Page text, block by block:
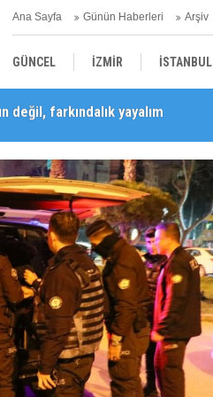
Ana Sayfa Günün Haberleri Arşiv
GÜNCEL İZMİR İSTANBUL
YEREL SAĞLIK
Selçuk saygıyla anıldı